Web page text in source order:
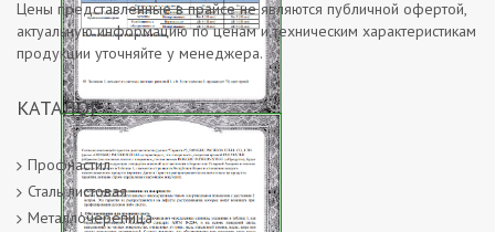
Гарантийное соглашение на
покрытие Полиэстер
Цены представленные в прайсе не являются публичной офертой,
актуальную информацию по ценам и техническим характеристикам
продукции уточняйте у менеджера.
КАТАЛОГ
Профнастил
Сталь листовая
Металлочерепица